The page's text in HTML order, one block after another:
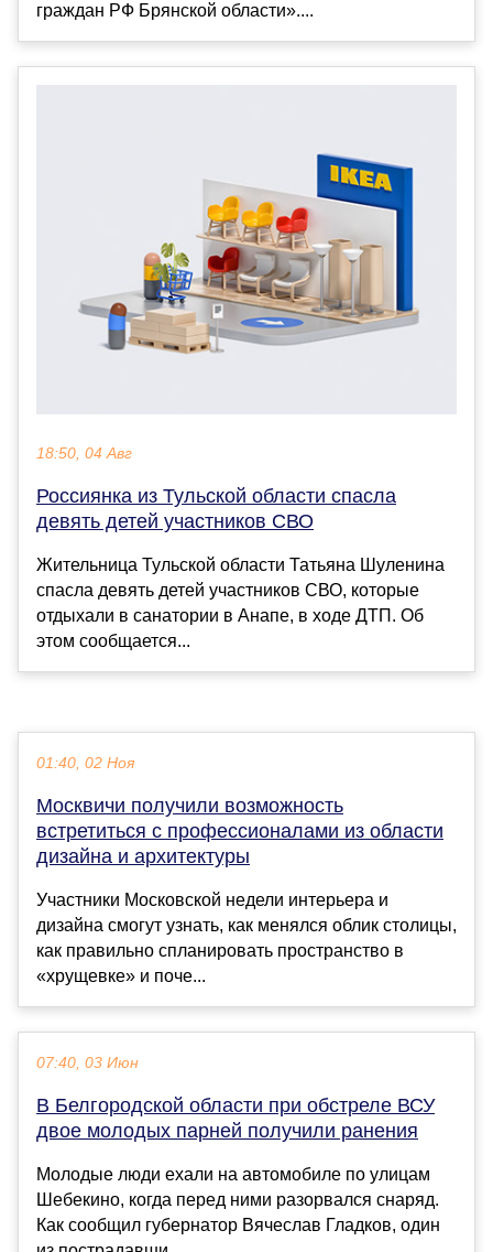
граждан РФ Брянской области»....
18:50, 04 Авг
Россиянка из Тульской области спасла
девять детей участников СВО
Жительница Тульской области Татьяна Шуленина
спасла девять детей участников СВО, которые
отдыхали в санатории в Анапе, в ходе ДТП. Об
этом сообщается...
01:40, 02 Ноя
Москвичи получили возможность
встретиться с профессионалами из области
дизайна и архитектуры
Участники Московской недели интерьера и
дизайна смогут узнать, как менялся облик столицы,
как правильно спланировать пространство в
«хрущевке» и поче...
07:40, 03 Июн
В Белгородской области при обстреле ВСУ
двое молодых парней получили ранения
Молодые люди ехали на автомобиле по улицам
Шебекино, когда перед ними разорвался снаряд.
Как сообщил губернатор Вячеслав Гладков, один